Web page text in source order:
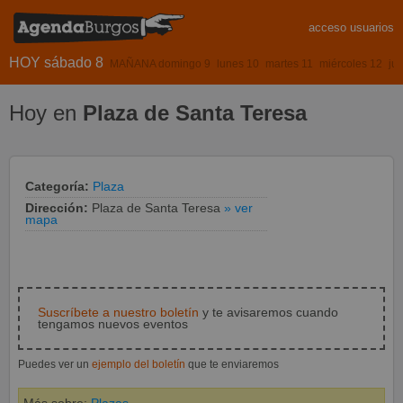
acceso usuarios
HOY sábado 8 MAÑANA domingo 9 lunes 10 martes 11 miércoles 12
Hoy en Plaza de Santa Teresa
Categoría: Plaza
Dirección: Plaza de Santa Teresa » ver
mapa
Suscríbete a nuestro boletín y te avisaremos cuando
tengamos nuevos eventos
Puedes ver un ejemplo del boletín que te enviaremos